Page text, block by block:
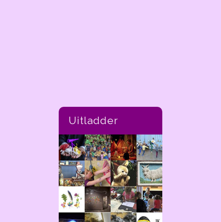
Uitladder